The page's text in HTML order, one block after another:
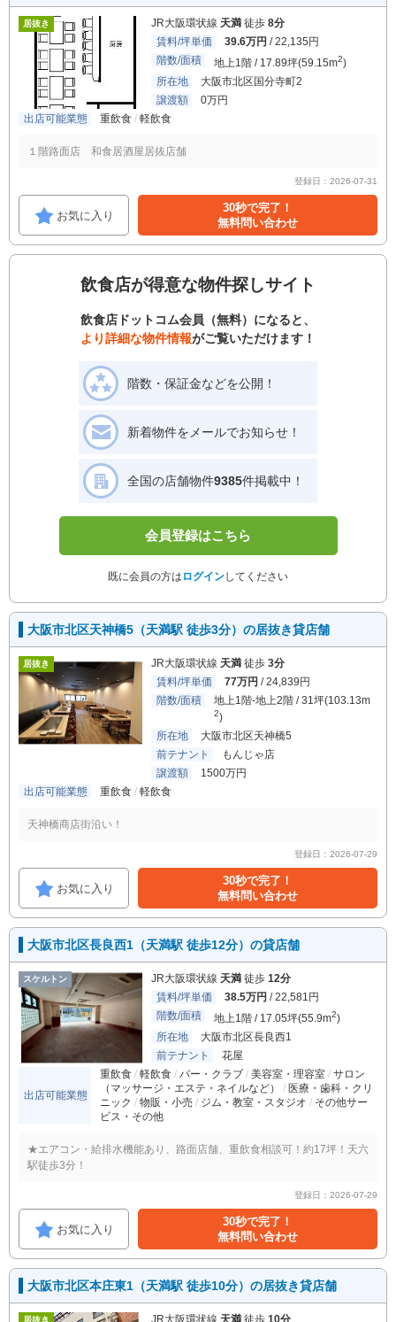
居抜き JR大阪環状線 天満 徒歩 8分
賃料/坪単価
39.6万円 / 22,135円
階数/面積
地上1階 / 17.89坪(59.15m2)
所在地
大阪市北区国分寺町2
譲渡額
0万円
出店可能業態
重飲食 軽飲食
１階路面店 和食居酒屋居抜店舗
登録日：2026-07-31
お気に入り
30秒で完了！
無料問い合わせ
飲食店が得意な物件探しサイト
飲食店ドットコム会員（無料）になると、
より詳細な物件情報がご覧いただけます！
階数・保証金などを公開！
新着物件をメールでお知らせ！
全国の店舗物件9385件掲載中！
会員登録はこちら
既に会員の方は ログインしてください
大阪市北区天神橋5（天満駅 徒歩3分）の居抜き貸店舗
居抜き JR大阪環状線 天満 徒歩 3分
賃料/坪単価
77万円 / 24,839円
階数/面積
地上1階-地上2階 / 31坪(103.13m
2)
所在地
大阪市北区天神橋5
前テナント
もんじゃ店
譲渡額
1500万円
出店可能業態
重飲食 軽飲食
天神橋商店街沿い！
登録日：2026-07-29
お気に入り
30秒で完了！
無料問い合わせ
大阪市北区長良西1（天満駅 徒歩12分）の貸店舗
スケルトン JR大阪環状線 天満 徒歩 12分
賃料/坪単価
38.5万円 / 22,581円
階数/面積
地上1階 / 17.05坪(55.9m2)
所在地
大阪市北区長良西1
前テナント
花屋
出店可能業態
重飲食 軽飲食 バー・クラブ 美容室・理容室
サロン
（マッサージ・エステ・ネイルなど）
医療・歯科・クリ
ニック
物販・小売 ジム・教室・スタジオ
その他サー
ビス・その他
★エアコン・給排水機能あり、路面店舗、重飲食相談可！約17坪！天六
駅徒歩3分！
登録日：2026-07-29
お気に入り
30秒で完了！
無料問い合わせ
大阪市北区本庄東1（天満駅 徒歩10分）の居抜き貸店舗
居抜き JR大阪環状線 天満 徒歩 10分